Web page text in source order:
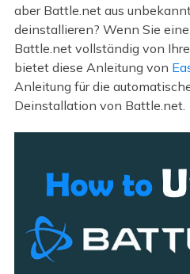
aber Battle.net aus
deinstallieren? Wenn Sie
Battle.net vollständig von
bietet diese Anleitung von
Anleitung für die
Deinstallation von Battle.net.